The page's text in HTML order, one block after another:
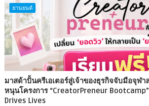
ยานยนต์
มาสด้าปั้นครีเอเตอร์สู่เจ้าของธุรกิจจับมือจุฬ
หนุนโครงการ “CreatorPreneur
Drives Lives